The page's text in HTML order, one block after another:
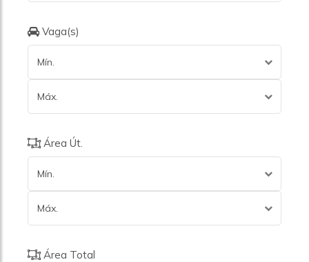
Vaga(s)
Mín.
Máx.
Área Út.
Mín.
Máx.
Área Total